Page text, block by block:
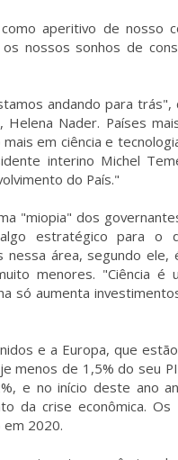
aperitivo de nosso
nossos sonhos de
andando para
Nader. Países
em ciência e
interino Michel
do País."
"miopia" dos
estratégico para o
área, segundo ele,
menores. "Ciência é
só aumenta
e a Europa, que
menos de 1,5% do seu
e no início deste ano
da crise econômica. Os
em 2020.